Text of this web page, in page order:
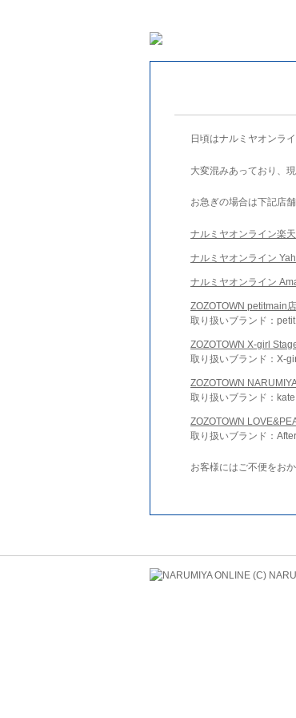
日頃はナルミヤオンラ
大変混みあっており、
お急ぎの場合は下記店
ナルミヤオンライン楽
ナルミヤオンライン
ナルミヤオンライン
ZOZOTOWN petitmain店
取り扱いブランド：
ZOZOTOWN X-girl
取り扱いブランド：X-
ZOZOTOWN
取り扱いブランド：
ZOZOTOWN
取り扱いブランド：
お客様にはご不便をお